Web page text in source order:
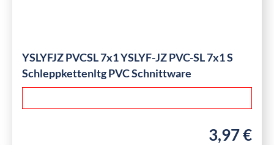
YSLYFJZ PVCSL 7x1 YSLYF-JZ PVC-SL 7x1 S
Schleppkettenltg PVC Schnittware
Regulärer
3,97 €